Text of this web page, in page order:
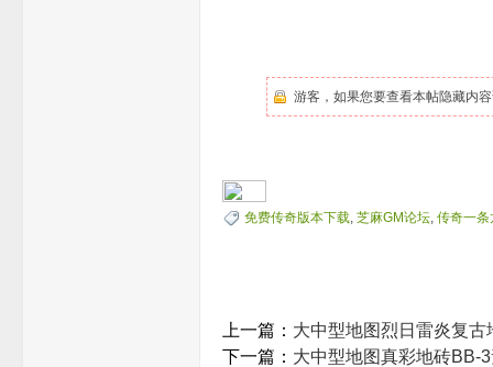
游客，如果您要查看本帖隐藏内
免费传奇版本下载, 芝麻GM论坛, 传奇一条
上一篇： 大中型地图烈日雷炎复古
下一篇： 大中型地图真彩地砖BB-